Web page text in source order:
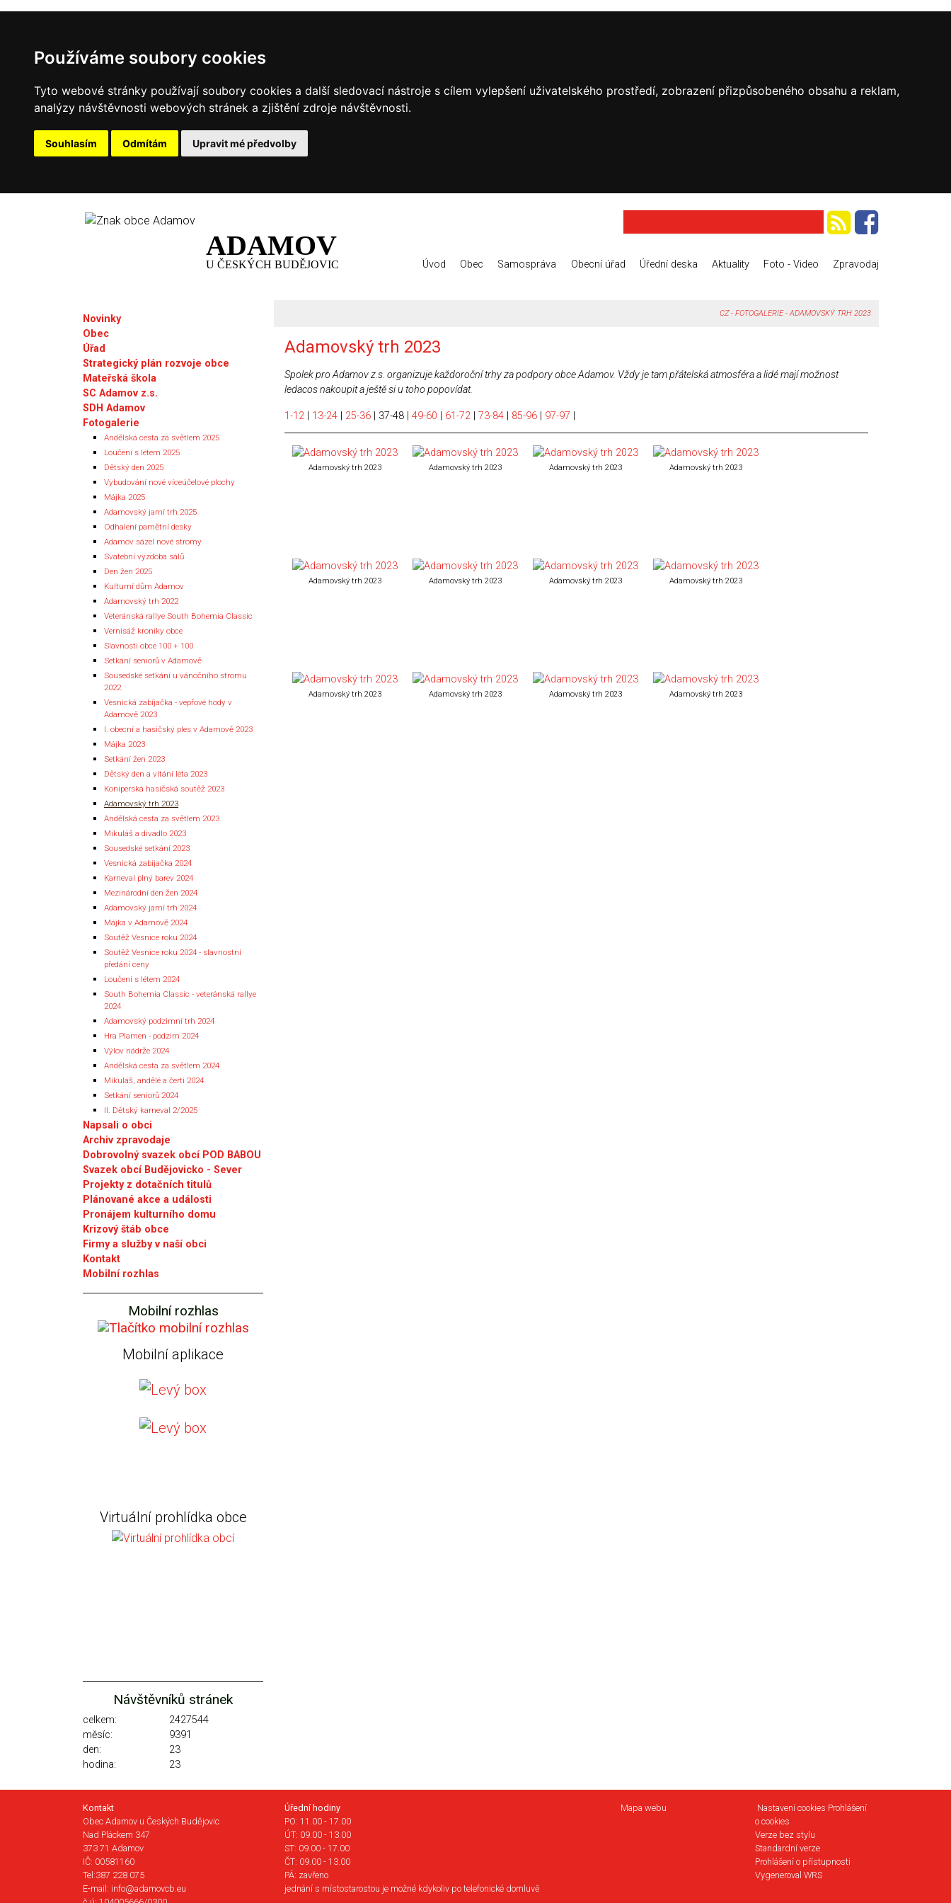
Používáme soubory cookies
Tyto webové stránky používají soubory cookies a další sledovací nástroje s cílem vylepšení uživatelského prostředí, zobrazení přizpůsobeného obsahu a reklam,
analýzy návštěvnosti webových stránek a zjištění zdroje návštěvnosti.
Souhlasím Odmítám Upravit mé předvolby
ADAMOV
U ČESKÝCH BUDĚJOVIC Úvod Obec Samospráva Obecní úřad Úřední deska Aktuality Foto - Video Zpravodaj
Novinky
Obec
Úřad
Strategický plán rozvoje obce
Mateřská škola
SC Adamov z.s.
SDH Adamov
Fotogalerie
Andělská cesta za světlem 2025
Loučení s létem 2025
Dětský den 2025
Vybudování nové víceúčelové plochy
Májka 2025
Adamovský jarní trh 2025
Odhalení pamětní desky
Adamov sázel nové stromy
Svatební výzdoba sálů
Den žen 2025
Kulturní dům Adamov
Adamovský trh 2022
Veteránská rallye South Bohemia Classic
Vernisáž kroniky obce
Slavnosti obce 100 + 100
Setkání seniorů v Adamově
Sousedské setkání u vánočního stromu
2022
Vesnická zabíjačka - vepřové hody v
Adamově 2023
I. obecní a hasičský ples v Adamově 2023
Májka 2023
Setkání žen 2023
Dětský den a vítání léta 2023
Koniperská hasičská soutěž 2023
Adamovský trh 2023
Andělská cesta za světlem 2023
Mikuláš a divadlo 2023
Sousedské setkání 2023
Vesnická zabijačka 2024
Karneval plný barev 2024
Mezinárodní den žen 2024
Adamovský jarní trh 2024
Májka v Adamově 2024
Soutěž Vesnice roku 2024
Soutěž Vesnice roku 2024 - slavnostní
předání ceny
Loučení s létem 2024
South Bohemia Classic - veteránská rallye
2024
Adamovský podzimní trh 2024
Hra Plamen - podzim 2024
Výlov nádrže 2024
Andělská cesta za světlem 2024
Mikuláš, andělé a čerti 2024
Setkání seniorů 2024
II. Dětský karneval 2/2025
Napsali o obci
Archiv zpravodaje
Dobrovolný svazek obcí POD BABOU
Svazek obcí Budějovicko - Sever
Projekty z dotačních titulů
Plánované akce a události
Pronájem kulturního domu
Krizový štáb obce
Firmy a služby v naší obci
Kontakt
Mobilní rozhlas
Mobilní rozhlas
Mobilní aplikace
Virtuální prohlídka obce
Návštěvníků stránek
celkem:
2427544
měsíc:
9391
den:
23
hodina:
23
CZ- FOTOGALERIE-ADAMOVSKÝ TRH 2023
Adamovský trh 2023
Spolek pro Adamov z.s. organizuje každoroční trhy za podpory obce Adamov. Vždy je tam přátelská atmosféra a lidé mají možnost
ledacos nakoupit a ještě si u toho popovídat.
1-12 13-24 25-36 37-48 49-60 61-72 73-84 85-96 97-97
Adamovský trh 2023 Adamovský trh 2023 Adamovský trh 2023 Adamovský trh 2023
Adamovský trh 2023 Adamovský trh 2023 Adamovský trh 2023 Adamovský trh 2023
Adamovský trh 2023 Adamovský trh 2023 Adamovský trh 2023 Adamovský trh 2023
Kontakt
Obec Adamov u Českých Budějovic
Nad Pláckem 347
373 71 Adamov
IČ: 00581160
Tel:387 228 075
E-mail: info@adamovcb.eu
Úřední hodiny
PO: 11.00 - 17.00
ÚT: 09.00 - 13.00
ST: 09.00 - 17.00
ČT: 09.00 - 13.00
PÁ: zavřeno
jednání s místostarostou je možné kdykoliv po telefonické domluvě
Mapa webu Nastavení cookies Prohlášení
o cookies
Verze bez stylu
Standardní verze
Prohlášení o přístupnosti
Vygeneroval WRS